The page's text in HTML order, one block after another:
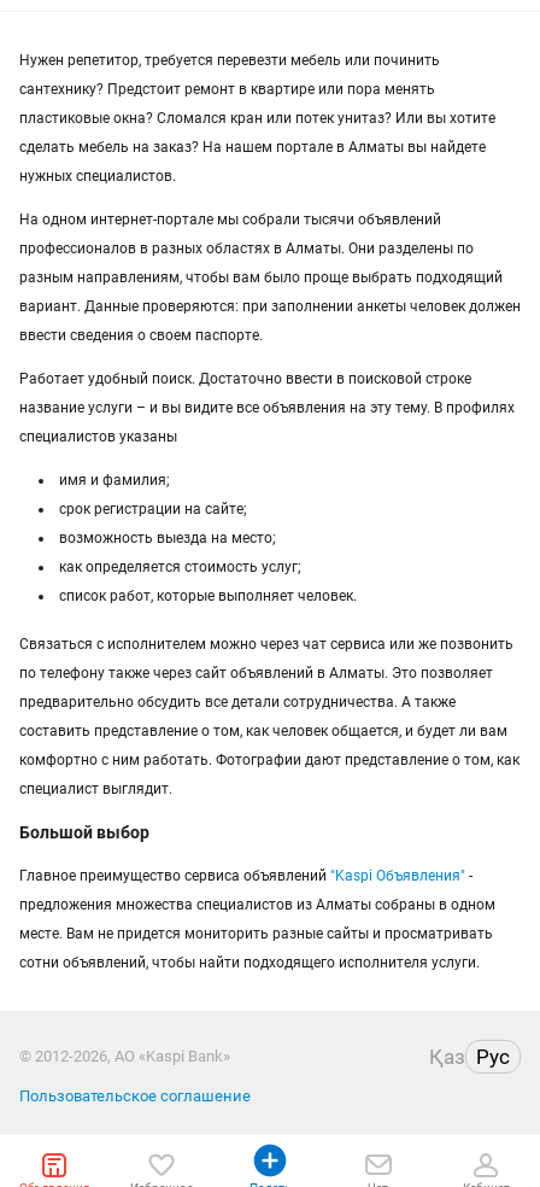
прихожая двери сборка мебели ремонт
Услуги в Семее
Услуги в Уральске
Услуги в Казахстане
Нужен репетитор, требуется перевезти мебель или починить
сантехнику? Предстоит ремонт в квартире или пора менять
пластиковые окна? Сломался кран или потек унитаз? Или вы хотите
сделать мебель на заказ? На нашем портале в Алматы вы найдете
нужных специалистов.
На одном интернет-портале мы собрали тысячи объявлений
профессионалов в разных областях в Алматы. Они разделены по
разным направлениям, чтобы вам было проще выбрать подходящий
вариант. Данные проверяются: при заполнении анкеты человек должен
ввести сведения о своем паспорте.
Работает удобный поиск. Достаточно ввести в поисковой строке
название услуги – и вы видите все объявления на эту тему. В профилях
специалистов указаны
имя и фамилия;
срок регистрации на сайте;
возможность выезда на место;
как определяется стоимость услуг;
список работ, которые выполняет человек.
Связаться с исполнителем можно через чат сервиса или же позвонить
по телефону также через сайт объявлений в Алматы. Это позволяет
предварительно обсудить все детали сотрудничества. А также
составить представление о том, как человек общается, и будет ли вам
комфортно с ним работать. Фотографии дают представление о том, как
специалист выглядит.
Большой выбор
Главное преимущество сервиса объявлений "Kaspi Объявления" -
предложения множества специалистов из Алматы собраны в одном
месте. Вам не придется мониторить разные сайты и просматривать
сотни объявлений, чтобы найти подходящего исполнителя услуги.
© 2012-2026, АО «Kaspi Bank» Қаз Рус
Пользовательское соглашение